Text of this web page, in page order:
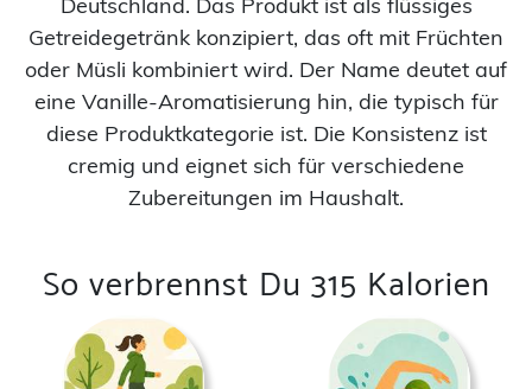
Getreidegetränk konzipiert, das oft mit Früchten
oder Müsli kombiniert wird. Der Name deutet auf
eine Vanille-Aromatisierung hin, die typisch für
diese Produktkategorie ist. Die Konsistenz ist
cremig und eignet sich für verschiedene
Zubereitungen im Haushalt.
So verbrennst Du 315 Kalorien